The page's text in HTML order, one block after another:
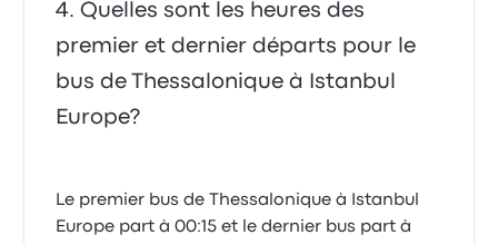
Quelles sont les heures des
premier et dernier départs pour le
bus de Thessalonique à Istanbul
Europe?
Le premier bus de Thessalonique à Istanbul
Europe part à 00:15 et le dernier bus part à